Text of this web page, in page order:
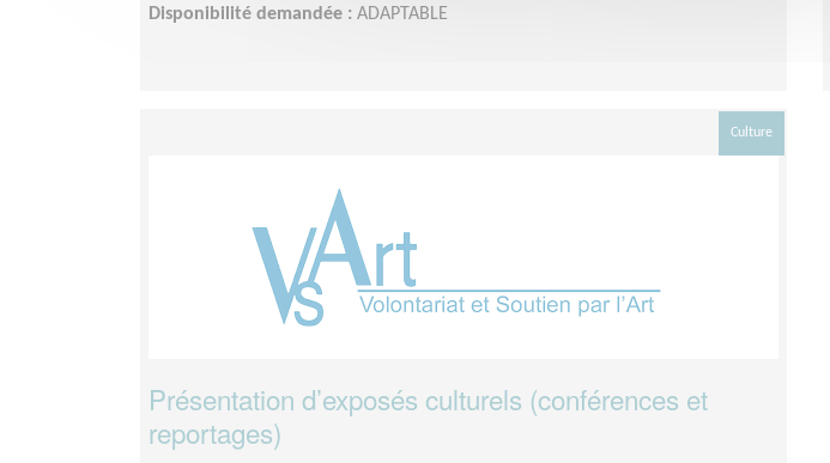
Disponibilité demandée : ADAPTABLE
Culture
Présentation d’exposés culturels (conférences et
reportages)